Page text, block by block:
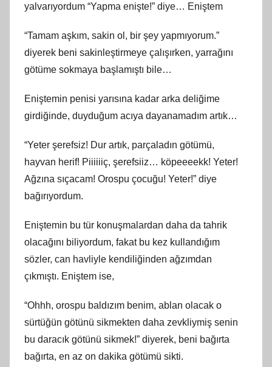
yalvarıyordum “Yapma enişte!” diye… Eniştem
“Tamam aşkım, sakin ol, bir şey yapmıyorum.”
diyerek beni sakinleştirmeye çalışırken, yarrağını
götüme sokmaya başlamıştı bile…
Eniştemin penisi yarısına kadar arka deliğime
girdiğinde, duyduğum acıya dayanamadım artık…
“Yeter şerefsiz! Dur artık, parçaladın götümü,
hayvan herif! Piiiiiiç, şerefsiiz… köpeeeekk! Yeter!
Ağzına sıçacam! Orospu çocuğu! Yeter!” diye
bağırıyordum.
Eniştemin bu tür konuşmalardan daha da tahrik
olacağını biliyordum, fakat bu kez kullandığım
sözler, can havliyle kendiliğinden ağzımdan
çıkmıştı. Eniştem ise,
“Ohhh, orospu baldızım benim, ablan olacak o
sürtüğün götünü sikmekten daha zevkliymiş senin
bu daracık götünü sikmek!” diyerek, beni bağırta
bağırta, en az on dakika götümü sikti.